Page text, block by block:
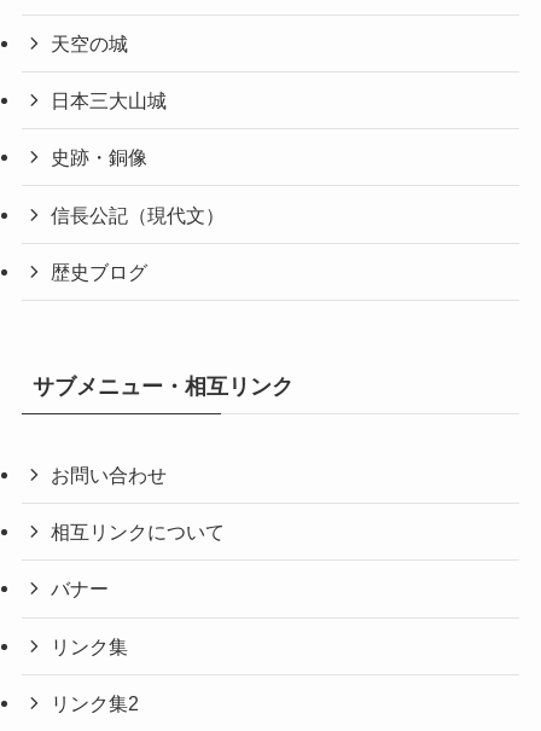
天空の城
日本三大山城
史跡・銅像
信長公記（現代文）
歴史ブログ
サブメニュー・相互リンク
お問い合わせ
相互リンクについて
バナー
リンク集
リンク集2